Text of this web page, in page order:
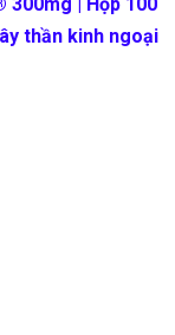
thần kinh ngoại